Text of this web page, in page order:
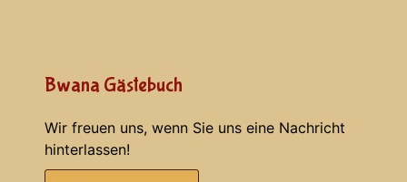
Bwana Gästebuch
Wir freuen uns, wenn Sie uns eine Nachricht
hinterlassen!